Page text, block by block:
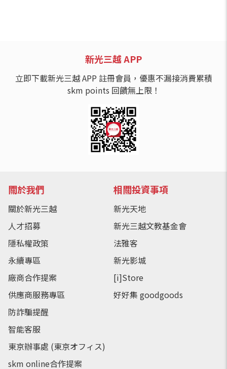
新光三越 APP
立即下載新光三越 APP 註冊會員，優惠不漏接消費累積
skm points 回饋無上限！
關於我們
關於新光三越
人才招募
隱私權政策
永續專區
廠商合作提案
供應商服務專區
防詐騙提醒
智能客服
東京辦事處 (東京オフィス)
skm online合作提案
相關投資事項
新光天地
新光三越文教基金會
法雅客
新光影城
[i]Store
好好集 goodgoods